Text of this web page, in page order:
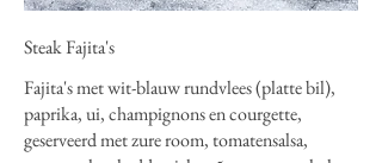
Steak Fajita's
Fajita's met wit-blauw rundvlees (platte bil),
paprika, ui, champignons en courgette,
geserveerd met zure room, tomatensalsa,